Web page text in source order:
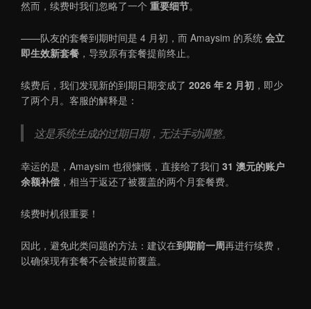
然而，续费时我们忽略了一个 重要细节。
——队友的套餐到期时间是 4 月初，而 Amaysim 的系统 会立
即生效新套餐 ，导致原有套餐提前终止。
续费后，我们发现新的到期日期变成了 2026 年 2 月初 ，即少
了两个月。客服的解释是：
这是系统生成的过期日期，无法手动调整。
幸运的是，Amaysim 也很慷慨，直接给了我们 31 澳元的账户
余额补偿 ，相当于返还了被覆盖的两个月套餐费。
续费时机很重要！
因此，避免此类问题的方法：建议在到期前一周再进行续费，
以确保现有套餐不会被提前覆盖。